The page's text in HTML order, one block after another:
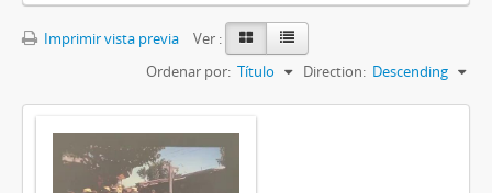
Imprimir vista previa
Ver :
Ordenar por: Título Direction: Descending